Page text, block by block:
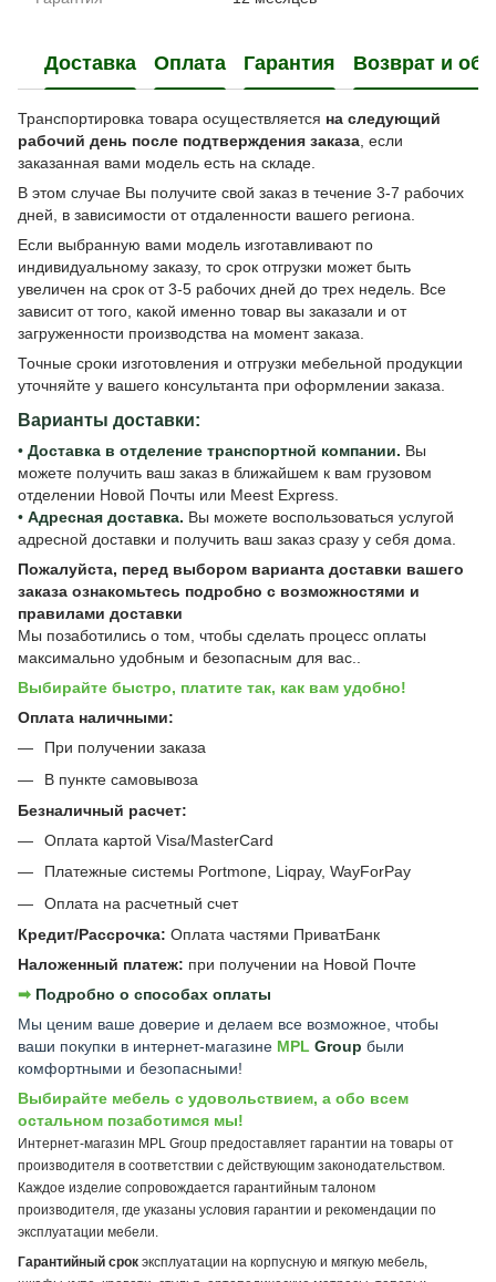
Доставка Оплата Гарантия Возврат и
Транспортировка товара осуществляется на следующий
рабочий день после подтверждения заказа, если
заказанная вами модель есть на складе.
В этом случае Вы получите свой заказ в течение 3-7 рабочих
дней, в зависимости от отдаленности вашего региона.
Если выбранную вами модель изготавливают по
индивидуальному заказу, то срок отгрузки может быть
увеличен на срок от 3-5 рабочих дней до трех недель. Все
зависит от того, какой именно товар вы заказали и от
загруженности производства на момент заказа.
Точные сроки изготовления и отгрузки мебельной продукции
уточняйте у вашего консультанта при оформлении заказа.
Варианты доставки:
• Доставка в отделение транспортной компании. Вы
можете получить ваш заказ в ближайшем к вам грузовом
отделении Новой Почты или Meest Express.
• Адресная доставка. Вы можете воспользоваться услугой
адресной доставки и получить ваш заказ сразу у себя дома.
Пожалуйста, перед выбором варианта доставки вашего
заказа ознакомьтесь подробно с возможностями и
правилами доставки
Мы позаботились о том, чтобы сделать процесс оплаты
максимально удобным и безопасным для вас..
Выбирайте быстро, платите так, как вам удобно!
Оплата наличными:
При получении заказа
В пункте самовывоза
Безналичный расчет:
Оплата картой Visa/MasterCard
Платежные системы Portmone, Liqpay, WayForPay
Оплата на расчетный счет
Кредит/Рассрочка: Оплата частями ПриватБанк
Наложенный платеж: при получении на Новой Почте
➡︎ Подробно о способах оплаты
Мы ценим ваше доверие и делаем все возможное, чтобы
ваши покупки в интернет-магазине MPL Group были
комфортными и безопасными!
Выбирайте мебель с удовольствием, а обо всем
остальном позаботимся мы!
Интернет-магазин MPL Group предоставляет гарантии на товары от
производителя в соответствии с действующим законодательством.
Каждое изделие сопровождается гарантийным талоном
производителя, где указаны условия гарантии и рекомендации по
эксплуатации мебели.
Гарантийный срок эксплуатации на корпусную и мягкую мебель,